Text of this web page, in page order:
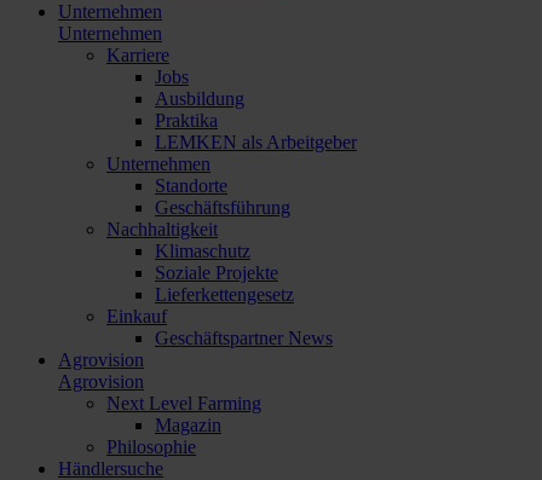
Unternehmen
Unternehmen
Karriere
Jobs
Ausbildung
Praktika
LEMKEN als Arbeitgeber
Unternehmen
Standorte
Geschäftsführung
Nachhaltigkeit
Klimaschutz
Soziale Projekte
Lieferkettengesetz
Einkauf
Geschäftspartner News
Agrovision
Agrovision
Next Level Farming
Magazin
Philosophie
Händlersuche